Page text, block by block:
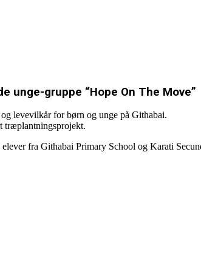
unge-gruppe “Hope On The Move”
levevilkår for børn og unge på Githabai.
træplantningsprojekt.
fra Githabai Primary School og Karati